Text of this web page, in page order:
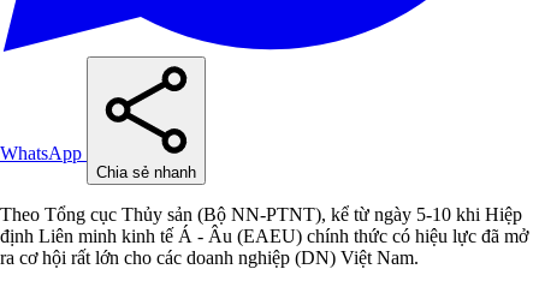
WhatsApp
Chia sẻ nhanh
Theo Tổng cục Thủy sản (Bộ NN-PTNT), kể từ ngày 5-10 khi Hiệp
định Liên minh kinh tế Á - Âu (EAEU) chính thức có hiệu lực đã mở
ra cơ hội rất lớn cho các doanh nghiệp (DN) Việt Nam.